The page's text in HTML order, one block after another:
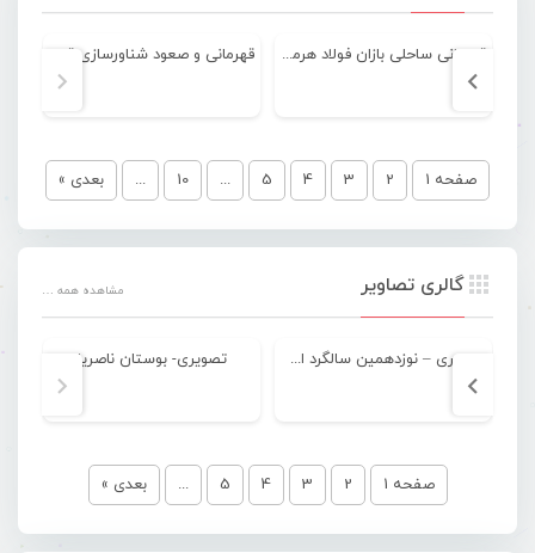
قهرمانی ساحلی بازان فولاد هرمزگان در رقابتهای لیگ برتر کشور
صفحه 1 2
3
4
5
...
10
... بعدی »
گالری تصاویر مشاهده همه …
تصویری – نوزدهمین سالگرد اسطوره موسیقی جنوب “ناصریا” تصویری- بوستان ناصریا
صفحه 1 2
3
4
5
... بعدی »